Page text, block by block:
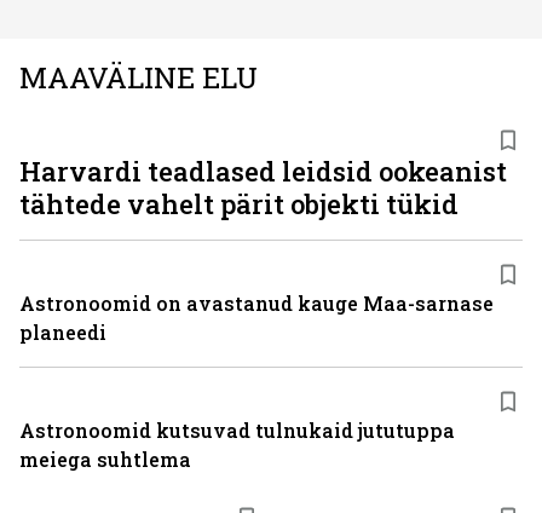
MAAVÄLINE ELU
Harvardi teadlased leidsid ookeanist
tähtede vahelt pärit objekti tükid
Astronoomid on avastanud kauge Maa-sarnase
planeedi
Astronoomid kutsuvad tulnukaid jututuppa
meiega suhtlema